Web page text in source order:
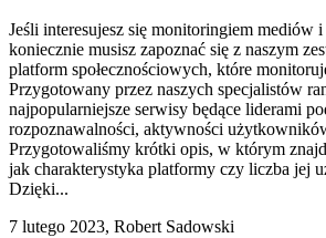
Jeśli interesujesz się monitoringiem mediów
koniecznie musisz zapoznać się z naszym
platform społecznościowych, które
Przygotowany przez naszych specjalistów
najpopularniejsze serwisy będące liderami
rozpoznawalności, aktywności
Przygotowaliśmy krótki opis, w którym
jak charakterystyka platformy czy liczba jej
Dzięki...
7 lutego 2023, Robert Sadowski